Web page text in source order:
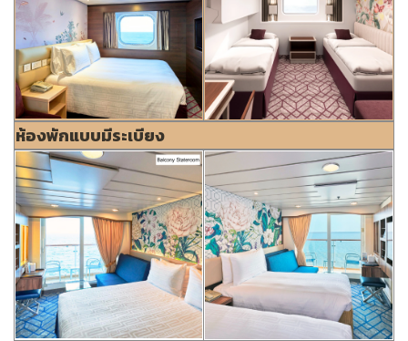
ห้องพักแบบมีระเบียง